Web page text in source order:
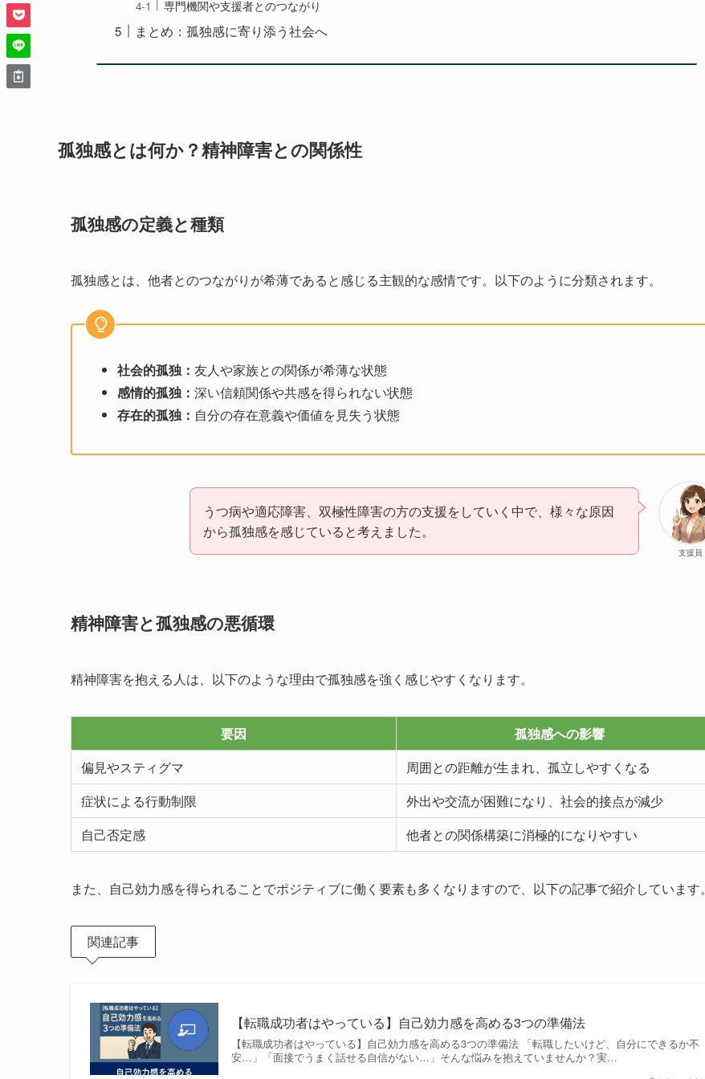
専門機関や支援者とのつながり
まとめ：孤独感に寄り添う社会へ
孤独感とは何か？精神障害との関係性
孤独感の定義と種類
孤独感とは、他者とのつながりが希薄であると感じる主観的な感情です。以下のように分類されます。
社会的孤独： 友人や家族との関係が希薄な状態
感情的孤独： 深い信頼関係や共感を得られない状態
存在的孤独： 自分の存在意義や価値を見失う状態
支援員
うつ病や適応障害、双極性障害の方の支援をしていく中で、様々な原因
から孤独感を感じていると考えました。
精神障害と孤独感の悪循環
精神障害を抱える人は、以下のような理由で孤独感を強く感じやすくなります。
要因
孤独感への影響
偏見やスティグマ
周囲との距離が生まれ、孤立しやすくなる
症状による行動制限
外出や交流が困難になり、社会的接点が減少
自己否定感
他者との関係構築に消極的になりやすい
また、自己効力感を得られることでポジティブに働く要素も多くなりますので、以下の記事で紹介しています。
関連記事
【転職成功者はやっている】自己効力感を高める3つの準備法
【転職成功者はやっている】自己効力感を高める3つの準備法 「転職したいけど、自分にできるか不
安…」「面接でうまく話せる自信がない…」そんな悩みを抱えていませんか？実…